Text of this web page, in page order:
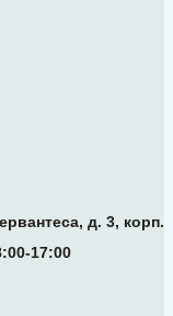
д. 3, корп.
17:00